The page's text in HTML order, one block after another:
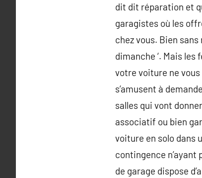
dit dit réparation et
garagistes où les
chez vous. Bien
dimanche ‘. Mais
votre voiture ne vous
s’amusent à
salles qui vont
associatif ou bien
voiture en solo dans
contingence
de garage dispose